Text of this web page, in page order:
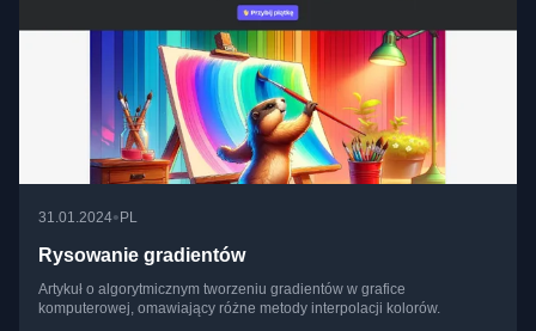
31.01.2024•PL
Rysowanie gradientów
Artykuł o algorytmicznym tworzeniu gradientów w grafice
komputerowej, omawiający różne metody interpolacji kolorów.